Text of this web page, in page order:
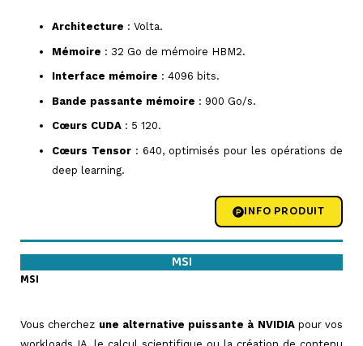
Architecture : Volta.
Mémoire : 32 Go de mémoire HBM2.
Interface mémoire : 4096 bits.
Bande passante mémoire : 900 Go/s.
Cœurs CUDA : 5 120.
Cœurs Tensor : 640, optimisés pour les opérations de
deep learning.
INFO PRODUIT
MSI
MSI
Vous cherchez une alternative puissante à NVIDIApour vos